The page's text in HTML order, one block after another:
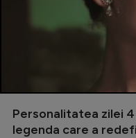
Personalitatea zilei
legenda care a